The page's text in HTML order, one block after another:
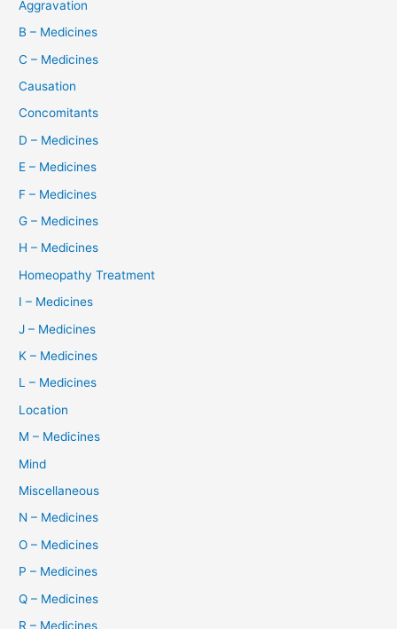
Aggravation
B – Medicines
C – Medicines
Causation
Concomitants
D – Medicines
E – Medicines
F – Medicines
G – Medicines
H – Medicines
Homeopathy Treatment
I – Medicines
J – Medicines
K – Medicines
L – Medicines
Location
M – Medicines
Mind
Miscellaneous
N – Medicines
O – Medicines
P – Medicines
Q – Medicines
R – Medicines